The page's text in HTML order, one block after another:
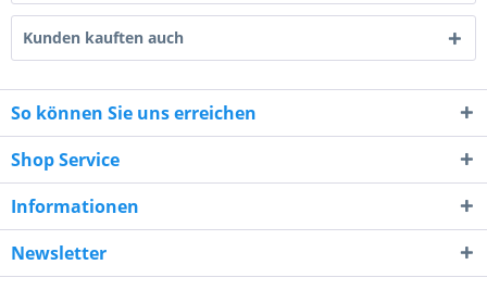
3 + 3 = ?
Kunden kauften auch
So können Sie uns erreichen
Shop Service
Informationen
Newsletter